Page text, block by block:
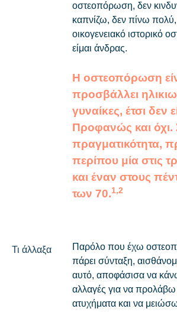
οστεοπόρωση, δεν
καπνίζω, δεν πίνω
οικογενειακό ιστορικό
είμαι άνδρας.
Η οστεοπόρωση
προσβάλλει
γυναίκες, έτσι δεν
Προφανώς και όχι.
πραγματικότητα,
περίπου μία στις
και έναν στους
των 70.1,2
Τι άλλαξα
Παρόλο που έχω
πάρει σύνταξη,
αυτό, αποφάσισα να
αλλαγές για να προλάβω
ατυχήματα και να